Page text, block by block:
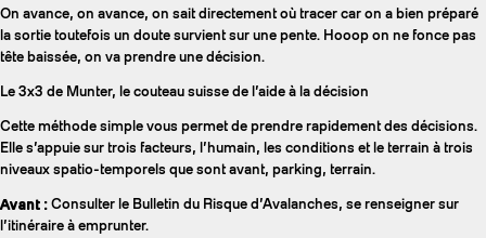
On avance, on avance, on sait directement où tracer car on a bien préparé
la sortie toutefois un doute survient sur une pente. Hooop on ne fonce pas
tête baissée, on va prendre une décision.
Le 3x3 de Munter, le couteau suisse de l’aide à la décision
Cette méthode simple vous permet de prendre rapidement des décisions.
Elle s’appuie sur trois facteurs, l’humain, les conditions et le terrain à trois
niveaux spatio-temporels que sont avant, parking, terrain.
Avant : Consulter le Bulletin du Risque d’Avalanches, se renseigner sur
l’itinéraire à emprunter.